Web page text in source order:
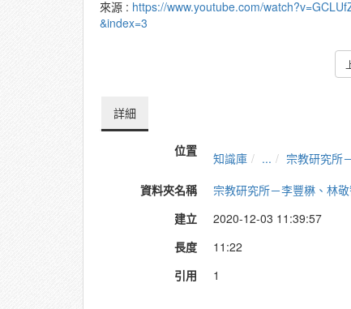
來源 : https://www.youtube.com/
&index=3
詳細
位置 知識庫 ...
宗教研究所
資料夾名稱
宗教研究所－李豐楙、林
建立
2020-12-03 11:39:57
長度
11:22
引用
1